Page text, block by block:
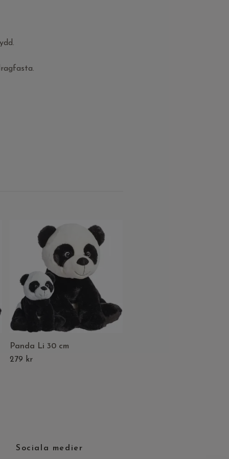
Panda Li 30 cm
279 kr
Sociala medier